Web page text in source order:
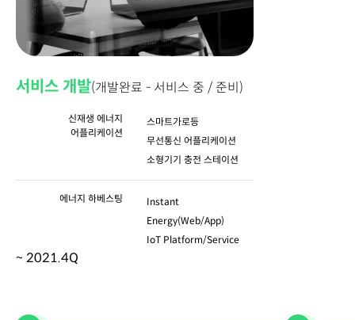
서비스 개발(개발완료 - 서비스 중 / 준비)
신재생 에너지
어플리케이션
스마트가로등
무선통신 어플리케이션
소형기기 충전 스테이션
에너지 하베스팅
Instant
Energy(Web/App)
IoT Platform/Service
~ 2021.4Q